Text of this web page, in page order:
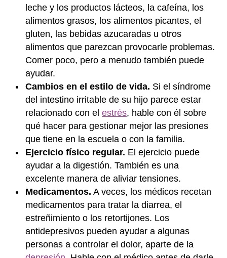
leche y los productos lácteos, la cafeína, los
alimentos grasos, los alimentos picantes, el
gluten, las bebidas azucaradas u otros
alimentos que parezcan provocarle problemas.
Comer poco, pero a menudo también puede
ayudar.
Cambios en el estilo de vida. Si el síndrome
del intestino irritable de su hijo parece estar
relacionado con el estrés, hable con él sobre
qué hacer para gestionar mejor las presiones
que tiene en la escuela o con la familia.
Ejercicio físico regular. El ejercicio puede
ayudar a la digestión. También es una
excelente manera de aliviar tensiones.
Medicamentos. A veces, los médicos recetan
medicamentos para tratar la diarrea, el
estreñimiento o los retortijones. Los
antidepresivos pueden ayudar a algunas
personas a controlar el dolor, aparte de la